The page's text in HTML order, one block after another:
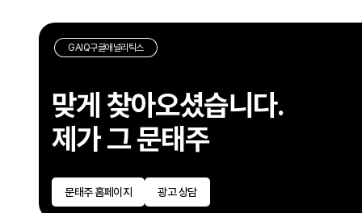
GAIQ구글애널리틱스
맞게 찾아오셨습니다.
제가 그 문태주
마케터입니다.
문태주 홈페이지 광고 상담